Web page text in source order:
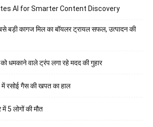
AI for Smarter Content Discovery
बड़ी कागज मिल का बॉयलर ट्रायल सफल, उत्पादन की
धमकाने वाले ट्रंप लगा रहे मदद की गुहार
में रसोई गैस की खपत का हाल
5 लोगों की मौत